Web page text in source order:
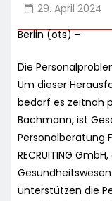
29. April 2024
Berlin (ots) –
Die
Um dieser
bedarf es zeitnah
Bachmann, ist
Personalberatung
RECRUITING
unterstützen die